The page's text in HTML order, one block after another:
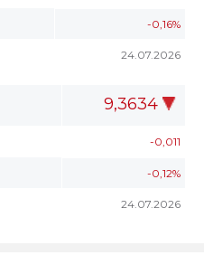
-0,16%
24.07.2026
9,3634
-0,011
-0,12%
24.07.2026